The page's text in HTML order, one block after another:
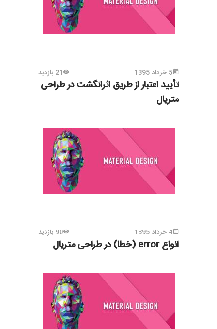
5 خرداد 1395 21 بازدید
تأیید اعتبار از طریق اثرانگشت در طراحی
متریال
4 خرداد 1395 90 بازدید
انواع error (خطا) در طراحی متریال